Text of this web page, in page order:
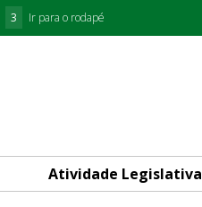
3 Ir para o rodapé
Atividade Legislativa